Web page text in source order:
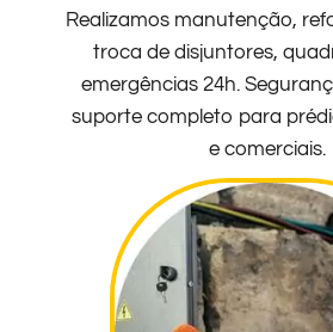
Realizamos manutenção,
troca de disjuntores,
emergências 24h.
suporte completo para
e comerciais.